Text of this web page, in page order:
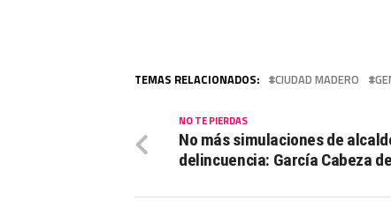
TEMAS RELACIONADOS: CIUDAD MADERO
NO TE PIERDAS
No más simulaciones de
delincuencia: García Cabeza